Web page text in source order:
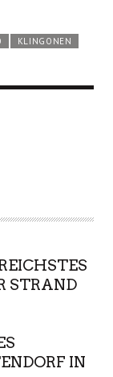
KLINGONEN
STRAND
IN